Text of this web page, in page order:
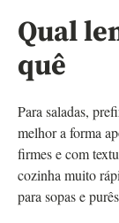
Qual
quê
Para saladas,
melhor a forma
firmes e com
cozinha muito
para sopas e